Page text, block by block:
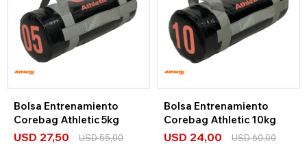
Bolsa Entrenamiento
Corebag Athletic 5kg
USD 27,50 USD55,00
Bolsa Entrenamiento
Corebag Athletic 10kg
USD 24,00 USD60,00